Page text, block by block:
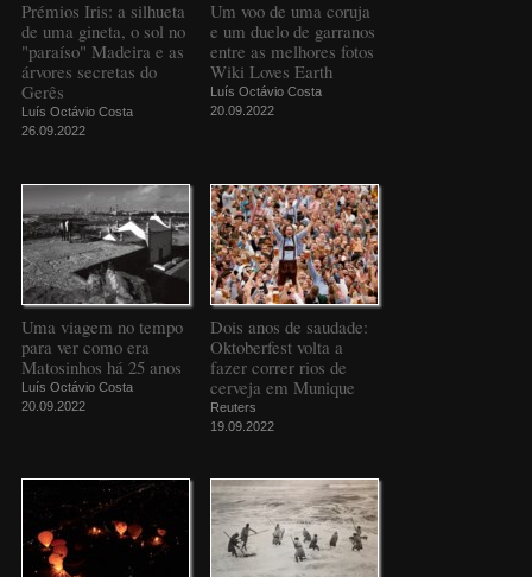
Prémios Iris: a silhueta
de uma gineta, o sol no
"paraíso" Madeira e as
árvores secretas do
Gerês
Luís Octávio Costa
26.09.2022
Um voo de uma coruja
e um duelo de garranos
entre as melhores fotos
Wiki Loves Earth
Luís Octávio Costa
20.09.2022
Uma viagem no tempo
para ver como era
Matosinhos há 25 anos
Luís Octávio Costa
20.09.2022
Dois anos de saudade:
Oktoberfest volta a
fazer correr rios de
cerveja em Munique
Reuters
19.09.2022